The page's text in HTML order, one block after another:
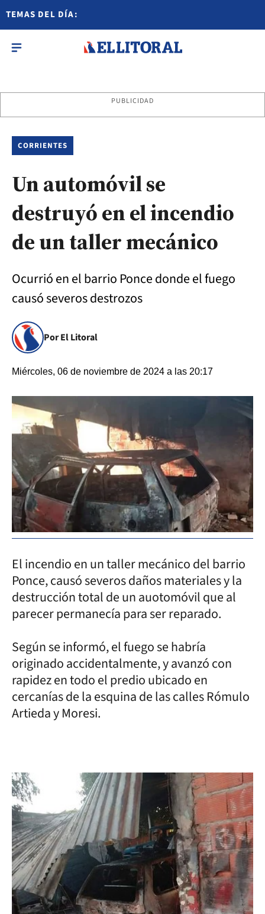
TEMAS DEL DÍA:
PUBLICIDAD
CORRIENTES
Un automóvil se
destruyó en el incendio
de un taller mecánico
Ocurrió en el barrio Ponce donde el fuego
causó severos destrozos
Por El Litoral
Miércoles, 06 de noviembre de 2024 a las 20:17
El incendio en un taller mecánico del barrio
Ponce, causó severos daños materiales y la
destrucción total de un auotomóvil que al
parecer permanecía para ser reparado.
Según se informó, el fuego se habría
originado accidentalmente, y avanzó con
rapidez en todo el predio ubicado en
cercanías de la esquina de las calles Rómulo
Artieda y Moresi.